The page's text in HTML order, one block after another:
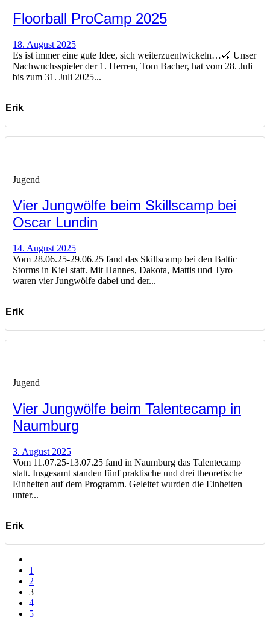
Floorball ProCamp 2025
18. August 2025
Es ist immer eine gute Idee, sich weiterzuentwickeln…🏑 Unser
Nachwuchsspieler der 1. Herren, Tom Bacher, hat vom 28. Juli
bis zum 31. Juli 2025...
Erik
Jugend
Vier Jungwölfe beim Skillscamp bei
Oscar Lundin
14. August 2025
Vom 28.06.25-29.06.25 fand das Skillscamp bei den Baltic
Storms in Kiel statt. Mit Hannes, Dakota, Mattis und Tyro
waren vier Jungwölfe dabei und der...
Erik
Jugend
Vier Jungwölfe beim Talentecamp in
Naumburg
3. August 2025
Vom 11.07.25-13.07.25 fand in Naumburg das Talentecamp
statt. Insgesamt standen fünf praktische und drei theoretische
Einheiten auf dem Programm. Geleitet wurden die Einheiten
unter...
Erik
1
2
3
4
5